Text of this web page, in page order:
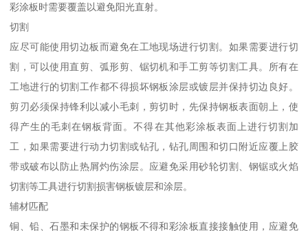
彩涂板时需要覆盖以避免阳光直射。
切割
应尽可能使用切边板而避免在工地现场进行切割。如果需要进行切
割，可以使用直剪、弧形剪、锯切机和手工剪等切割工具。所有在
工地进行的切割工作都不得损坏钢板涂层或镀层并保持切边良好。
剪刃必须保持锋利以减小毛刺，剪切时，先保持钢板表面朝上，使
得产生的毛刺在钢板背面。不得在其他彩涂板表面上进行切割加
工，如果需要进行动力切割或钻孔，钻孔周围和切口附近应覆上胶
带或破布以防止热屑灼伤涂层。应避免采用砂轮切割、钢锯或火焰
切割等工具进行切割损害钢板镀层和涂层。
辅材匹配
铜、铅、石墨和未保护的钢板不得和彩涂板直接接触使用，应避免